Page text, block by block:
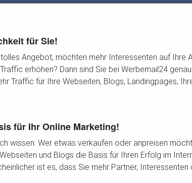
für Sie!
Angebot, möchten mehr Interessenten auf
erhöhen? Dann sind Sie bei Werbemail24
Traffic für Ihre Webseiten, Blogs, Landingpages,
für Ihr Online Marketing!
wissen: Wer etwas verkaufen oder anpreisen
und Blogs die Basis für Ihren Erfolg im
ist es, dass Sie mehr Partner,